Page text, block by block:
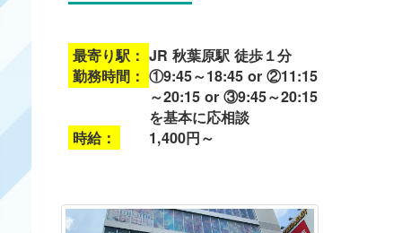
最寄り駅： JR 秋葉原駅 徒歩１分
勤務時間： ①9:45～18:45 or ②11:15
～20:15 or ③9:45～20:15
を基本に応相談
時給：
1,400円～